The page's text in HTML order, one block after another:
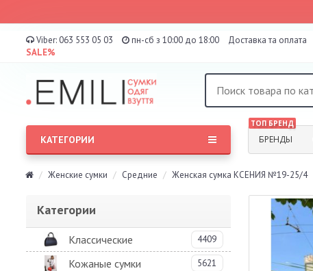
Viber: 063 553 05 03 пн-сб з 10:00 до 18:00 Доставка та оплата
SALE%
ТОП БРЕНД
БРЕНДЫ
КАТЕГОРИИ
Женские сумки Средние Женская сумка КСЕНИЯ №19-25/4
Категории
Классические 4409
Кожаные сумки 5621